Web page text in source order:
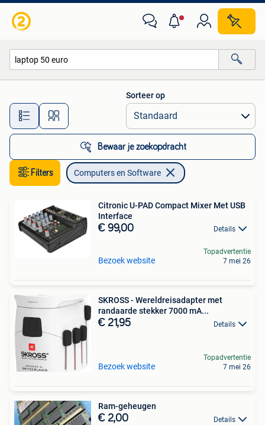
Alle afstanden…
Sorteer op
Bewaar je zoekopdracht
Filters Computers en Software
Citronic U-PAD Compact Mixer Met USB
Interface
€ 99,00 Details
Bezoek website
Topadvertentie
7 mei 26
SKROSS - Wereldreisadapter met
randaarde stekker 7000 mA...
€ 21,95 Details
Bezoek website
Topadvertentie
7 mei 26
Ram-geheugen
€ 2,00 Details